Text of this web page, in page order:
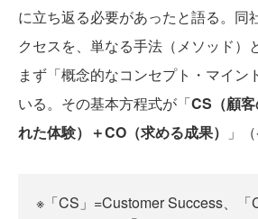
に立ち返る必要があったと語る。同
クセスを、単なる手法（メソッド）
まず「概念的なコンセプト・マイン
いる。その基本方程式が「CS（顧
れた体験）＋CO（求める成果）
」
※「CS」=Customer Success、「